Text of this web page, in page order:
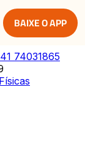
BAIXE O APP
74031865